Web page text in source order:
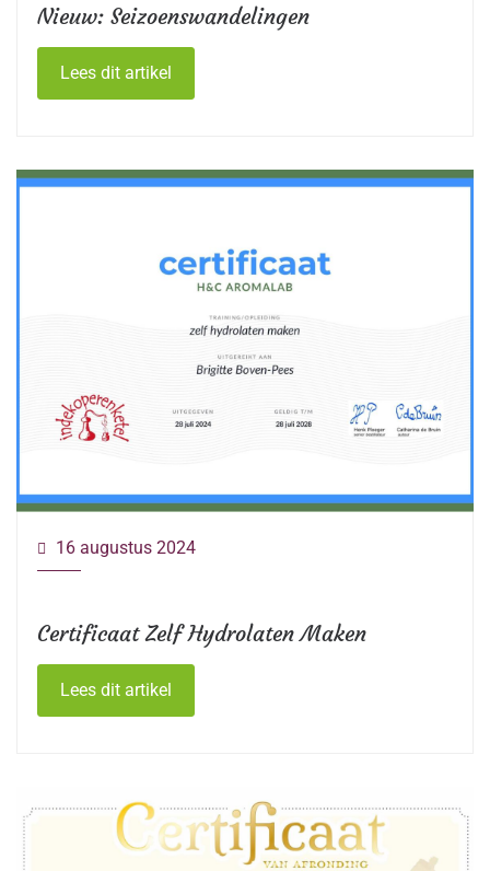
Nieuw: Seizoenswandelingen
Lees dit artikel
Certificaat Zelf Hydrolaten Maken
16 augustus 2024
Lees dit artikel